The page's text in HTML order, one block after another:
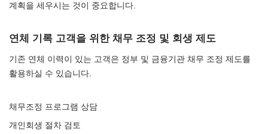
계획을 세우시는 것이 중요합니다.
연체 기록 고객을 위한 채무 조정 및 회생 제도
기존 연체 이력이 있는 고객은 정부 및 금융기관 채무 조정 제도를
활용하실 수 있습니다.
채무조정 프로그램 상담
개인회생 절차 검토